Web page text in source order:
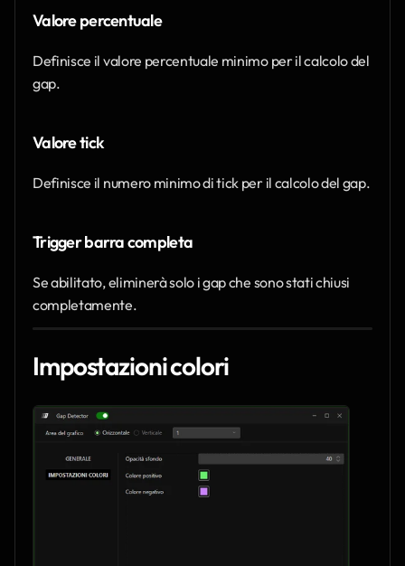
Valore percentuale
Definisce il valore percentuale minimo per il calcolo del
gap.
Valore tick
Definisce il numero minimo di tick per il calcolo del gap.
Trigger barra completa
Se abilitato, eliminerà solo i gap che sono stati chiusi
completamente.
Impostazioni colori